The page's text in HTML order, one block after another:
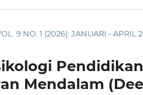
9 NO. 1 (2026): JANUARI - APRIL
Mendalam